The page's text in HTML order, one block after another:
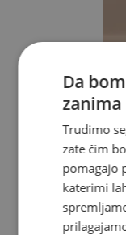
Da
zanima
Trudimo
zate čim
pomagajo
katerimi